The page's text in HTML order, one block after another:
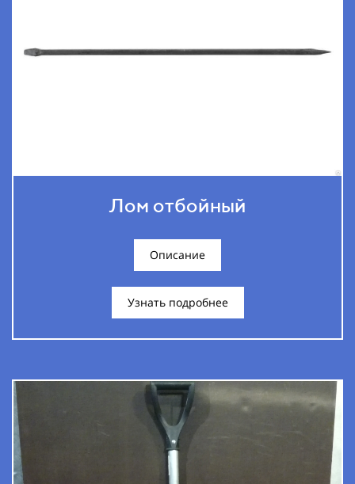
Лом отбойный
Описание
Узнать подробнее